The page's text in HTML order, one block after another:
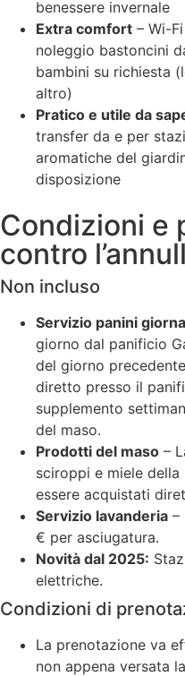
benessere invernale
Extra comfort – Wi-
noleggio bastoncini
bambini su richiesta
altro)
Pratico e utile da
transfer da e per
aromatiche del
disposizione
Condizioni e
contro
Non incluso
Servizio panini
giorno dal panificio
del giorno
diretto presso il
supplemento
del maso.
Prodotti del maso –
sciroppi e miele
essere acquistati
Servizio lavanderia –
€ per asciugatura.
Novità dal 2025:
elettriche.
Condizioni di
La prenotazione va
non appena versata